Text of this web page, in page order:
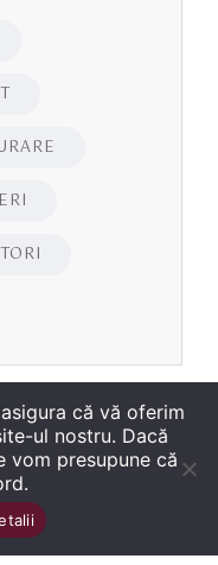
sunt
că vă oferim
ul nostru. Dacă
vom presupune că